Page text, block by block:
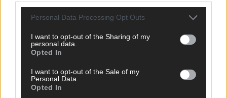
Personal Data Processing Opt Outs
I want to opt-out of the Sharing of my
personal data.
Opted In
I want to opt-out of the Sale of my
Personal Data.
Opted In
Mai 2026
KOMMENTAR
ESC-Finale morgen: Finnland Favorit, Australien
aufgestiegen – alle 25 Acts im Kurzcheck
Mai 2026